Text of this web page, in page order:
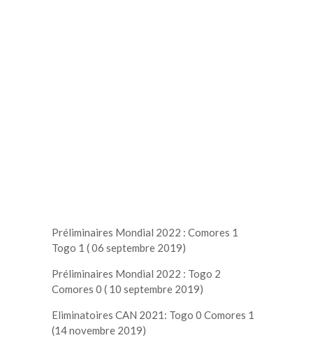
Préliminaires Mondial 2022 : Comores 1
Togo 1 ( 06 septembre 2019)
Préliminaires Mondial 2022 : Togo 2
Comores 0 ( 10 septembre 2019)
Eliminatoires CAN 2021: Togo 0 Comores 1
(14 novembre 2019)